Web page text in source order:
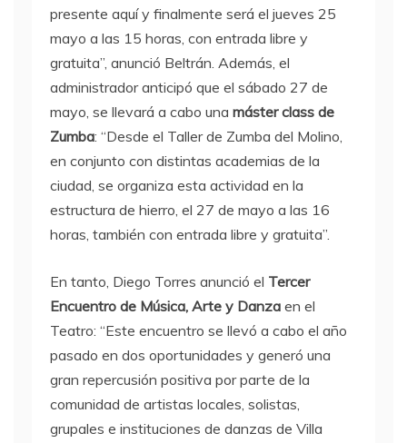
presente aquí y finalmente será el jueves 25
mayo a las 15 horas, con entrada libre y
gratuita”, anunció Beltrán. Además, el
administrador anticipó que el sábado 27 de
mayo, se llevará a cabo una máster class de
Zumba: “Desde el Taller de Zumba del Molino,
en conjunto con distintas academias de la
ciudad, se organiza esta actividad en la
estructura de hierro, el 27 de mayo a las 16
horas, también con entrada libre y gratuita”.
En tanto, Diego Torres anunció el Tercer
Encuentro de Música, Arte y Danza en el
Teatro: “Este encuentro se llevó a cabo el año
pasado en dos oportunidades y generó una
gran repercusión positiva por parte de la
comunidad de artistas locales, solistas,
grupales e instituciones de danzas de Villa